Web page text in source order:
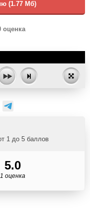
(1.77 Мб)
оценка
1 до 5 баллов
5.0
1 оценка